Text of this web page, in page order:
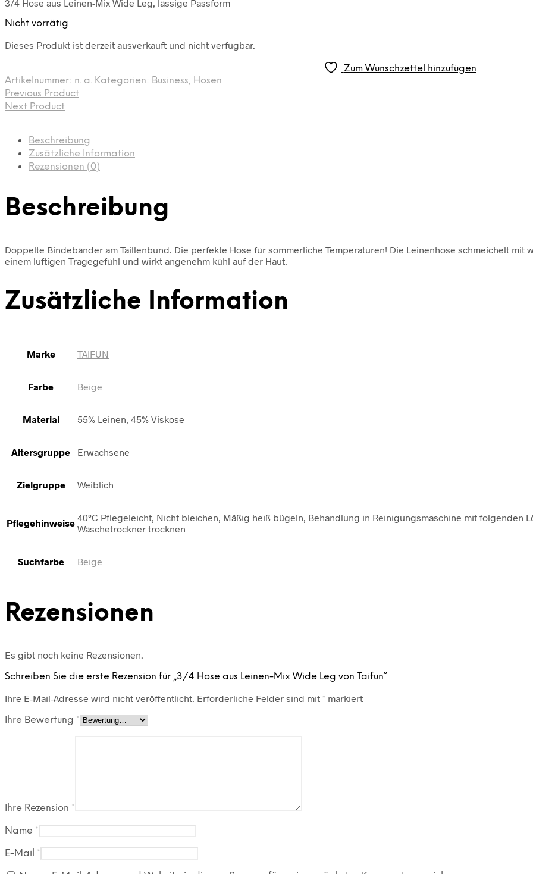
3/4 Hose aus Leinen-Mix Wide Leg, lässige Passform
Nicht vorrätig
Dieses Produkt ist derzeit ausverkauft und nicht verfügbar.
Zum Wunschzettel hinzufügen
Artikelnummer: n. a. Kategorien: Business, Hosen
Previous Product
Next Product
Beschreibung
Zusätzliche Information
Rezensionen (0)
Beschreibung
Doppelte Bindebänder am Taillenbund. Die perfekte Hose für sommerliche Temperaturen! Die Leinenhose schmeichelt mit
einem luftigen Tragegefühl und wirkt angenehm kühl auf der Haut.
Zusätzliche Information
Marke TAIFUN
Farbe Beige
Material 55% Leinen, 45% Viskose
Altersgruppe Erwachsene
Zielgruppe Weiblich
Pflegehinweise 40°C Pflegeleicht, Nicht bleichen, Mäßig heiß bügeln, Behandlung in Reinigungsmaschine mit folgenden
Wäschetrockner trocknen
Suchfarbe Beige
Rezensionen
Es gibt noch keine Rezensionen.
Schreiben Sie die erste Rezension für „3/4 Hose aus Leinen-Mix Wide Leg von Taifun“
Ihre E-Mail-Adresse wird nicht veröffentlicht. Erforderliche Felder sind mit * markiert
Ihre Bewertung *
Ihre Rezension *
Name *
E-Mail *